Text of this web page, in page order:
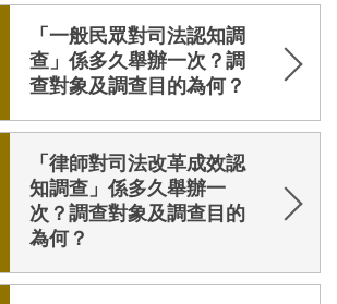
「一般民眾對司法認知調
查」係多久舉辦一次？調
查對象及調查目的為何？
「律師對司法改革成效認
知調查」係多久舉辦一
次？調查對象及調查目的
為何？